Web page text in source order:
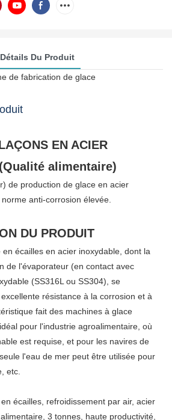
Détails Du Produit
de fabrication de glace
EN ACIER
alimentaire)
de production de glace en acier
anti-corrosion élevée.
DU PRODUIT
écailles en acier inoxydable, dont la
de l'évaporateur (en contact avec
(SS316L ou SS304), se
résistance à la corrosion et à
fait des machines à glace
pour l'industrie agroalimentaire, où
est requise, et pour les navires de
l'eau de mer peut être utilisée pour
etc.